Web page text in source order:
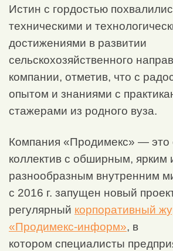
Истин с гордостью
техническими и
достижениями в развитии
сельскохозяйственного
компании, отметив, что с
опытом и знаниями с
стажерами из родного вуза.
Компания «Продимекс» — это
коллектив с обширным, ярким
разнообразным внутренним
с 2016 г. запущен новый
регулярный корпоративный ж
«Продимекс-информ», в
котором специалисты